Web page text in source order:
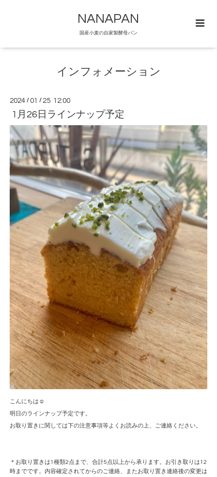
NANAPAN
国産小麦の自家製酵母パン
インフォメーション
2024 /01 / 25 12:00
1月26日ラインナップ予定
こんにちは☺︎
明日のラインナップ予定です。
お取り置きに関しては下の注意事項等よくお読みの上、ご連絡ください。
＊お取り置きは1種類2点まで、合計5点以上から承ります。お引き取りは12
時までです。内容確定されてからのご連絡、またお取り置き連絡後の変更は